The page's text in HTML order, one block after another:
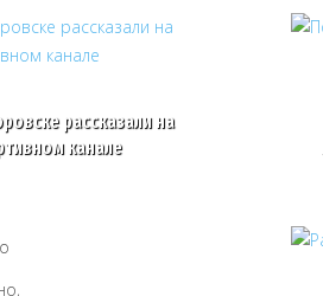
рассказали на
канале